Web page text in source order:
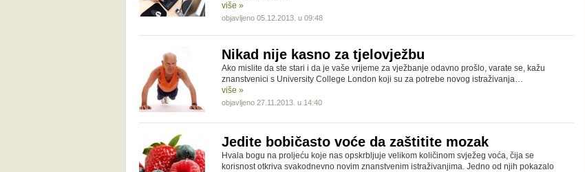
više »
objavljeno 05.12.2013. u 09:48
Nikad nije kasno za tjelovježbu
Ako mislite da ste stari i da je vaše vrijeme za vježbanje odavno prošlo, varate se, kažu
znanstvenici s University College London koji su za potrebe novog istraživanja…
više »
objavljeno 27.11.2013. u 14:40
Jedite bobičasto voće da zaštitite mozak
Hvala bogu na proljeću koje nas opskrbljuje velikom količinom svježeg voća, čija se
korisnost otkriva svakodnevno novim znanstvenim istraživanjima. Jedno od njih pokazalo